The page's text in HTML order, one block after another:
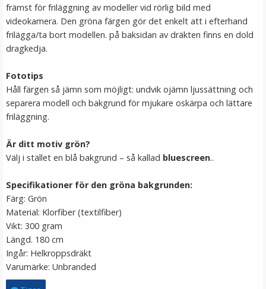
★ ★
LÄGG I VARUKORG
främst för friläggning av modeller vid rörlig bild med
videokamera. Den gröna färgen gör det enkelt att i efterhand
frilägga/ta bort modellen. på baksidan av dräkten finns en dold
dragkedja.
Fototips
Håll färgen så jämn som möjligt: undvik ojämn ljussättning och
separera modell och bakgrund för mjukare oskärpa och lättare
friläggning.
Är ditt motiv grön?
Välj i stället en blå bakgrund – så kallad bluescreen..
Specifikationer för den gröna bakgrunden:
Färg: Grön
Material: Klorfiber (textilfiber)
Vikt: 300 gram
Längd. 180 cm
Ingår: Helkroppsdräkt
Varumärke: Unbranded